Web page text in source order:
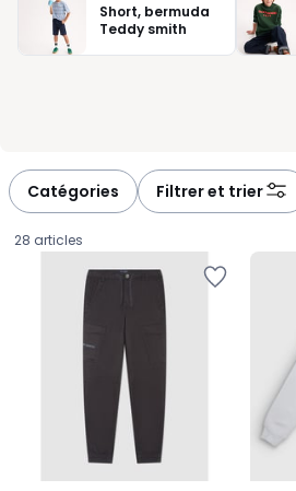
Short, bermuda
Teddy smith
Catégories Filtrer et trier
28 articles